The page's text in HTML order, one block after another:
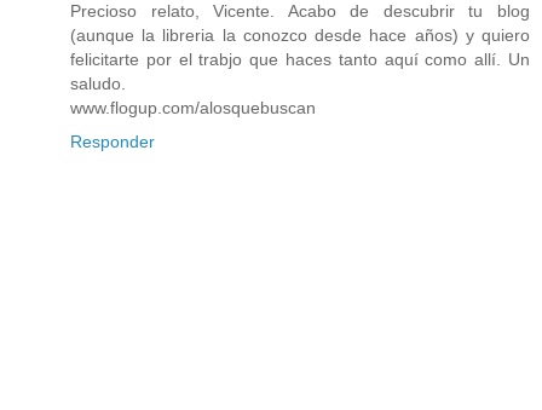
Precioso relato, Vicente. Acabo de descubrir tu blog
(aunque la libreria la conozco desde hace años) y quiero
felicitarte por el trabjo que haces tanto aquí como allí. Un
saludo.
www.flogup.com/alosquebuscan
Responder